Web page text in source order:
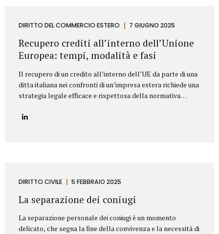
Contract. Oggetto del contratto: chiarezza e dettaglio
preciso e puntuale....
DIRITTO DEL COMMERCIO ESTERO 7 GIUGNO 2025
Recupero crediti all’interno dell’Unione
Europea: tempi, modalità e fasi
Il recupero di un credito all’interno dell’UE da parte di una
ditta italiana nei confronti di un’impresa estera richiede una
strategia legale efficace e rispettosa della normativa
assistenza completa per tutelare i diritti delle imprese
degli interessi maturati e dell’intenzione di agire
spesso risolutiva, mira a evitare...
DIRITTO CIVILE 5 FEBBRAIO 2025
La separazione dei coniugi
La separazione personale dei coniugi è un momento
delicato, che segna la fine della convivenza e la necessità di